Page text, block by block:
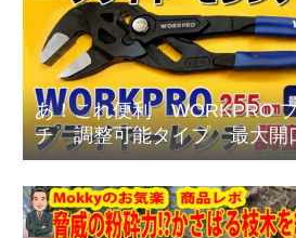
あ！これ便利 WORKPRO
チ 調整可能タイプ 最大開